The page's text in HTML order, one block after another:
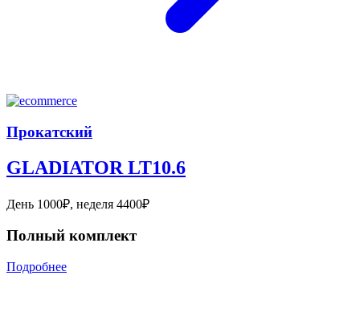
Прокатский
GLADIATOR LT10.6
День 1000₽, неделя 4400₽
Полный комплект
Подробнее